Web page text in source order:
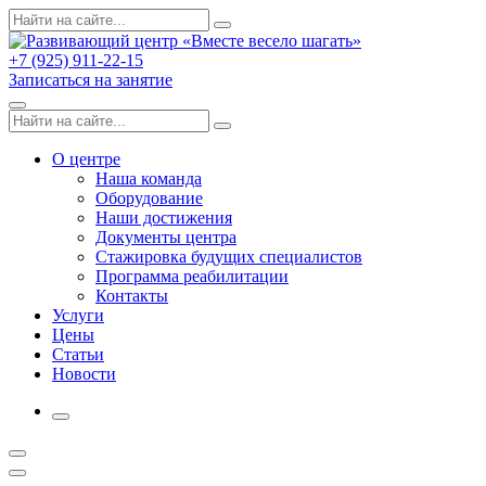
Skip
to
content
Поиск
по:
Search
+7 (925) 911-22-15
Записаться на занятие
Menu
Поиск
по:
Search
О центре
Наша команда
Оборудование
Наши достижения
Документы центра
Стажировка будущих специалистов
Программа реабилитации
Контакты
Услуги
Цены
Статьи
Новости
More
Открыть
поиск
Профиль